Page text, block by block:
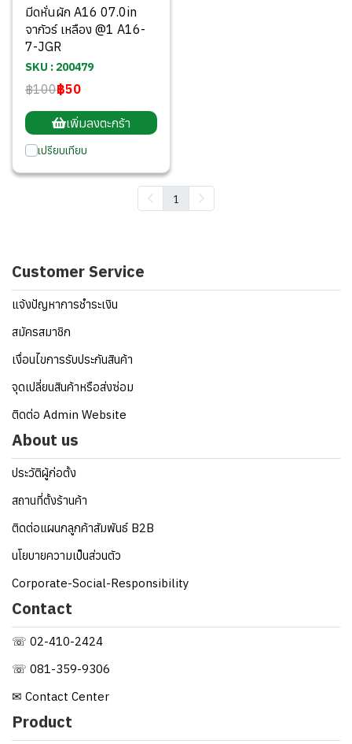
มีดหั่นผัก A16 07.0in
จากัวร์ เหลือง @1 A16-
7-JGR
SKU : 200479
฿100฿50
เพิ่มลงตะกร้า
เปรียบเทียบ
1
Customer Service
แจ้งปัญหาการชำระเงิน
สมัครสมาชิก
เงื่อนไขการรับประกันสินค้า
จุดเปลี่ยนสินค้าหรือส่งซ่อม
ติดต่อ Admin Website
About us
ประวัติผู้ก่อตั้ง
สถานที่ตั้งร้านค้า
ติดต่อแผนกลูกค้าสัมพันธ์ B2B
นโยบายความเป็นส่วนตัว
Corporate-Social-Responsibility
Contact
☏ 02-410-2424
☏ 081-359-9306
✉ Contact Center
Product